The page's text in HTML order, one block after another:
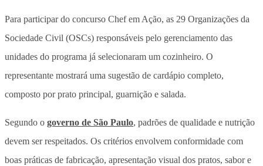
Para participar do concurso Chef em Ação, as 29 Organizações da
Sociedade Civil (OSCs) responsáveis pelo gerenciamento das
unidades do programa já selecionaram um cozinheiro. O
representante mostrará uma sugestão de cardápio completo,
composto por prato principal, guarnição e salada.
Segundo o governo de São Paulo, padrões de qualidade e nutrição
devem ser respeitados. Os critérios envolvem conformidade com
boas práticas de fabricação, apresentação visual dos pratos, sabor e